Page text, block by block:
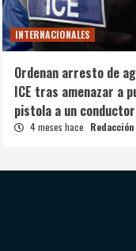
INTERNACIONALES
Ordenan arresto de
ICE tras amenazar a
pistola a un conductor
4 meses hace Redacción